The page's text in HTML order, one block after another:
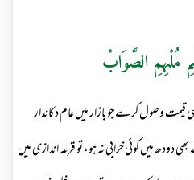
مُلْہِمِ الصَّوَابْ
قیمت وصول کرے جو بازار میں عام دکاندار
میں کوئی خرابی نہ ہو، تو قرعہ اندازی میں